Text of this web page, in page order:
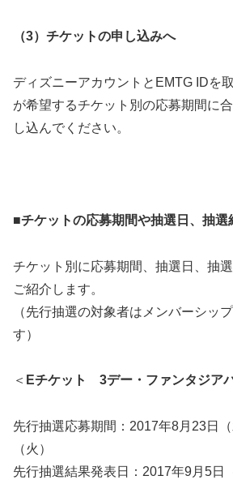
（3）チケットの申し込みへ
ディズニーアカウントとEMTG IDを
が希望するチケット別の応募期間に
し込んでください。
■チケットの応募期間や抽選日、抽選
チケット別に応募期間、抽選日、抽
ご紹介します。
（先行抽選の対象者はメンバーシッ
す）
＜ Eチケット 3デー・ファンタジア
先行抽選応募期間：2017年8月23日
（火）
先行抽選結果発表日：2017年9月5日